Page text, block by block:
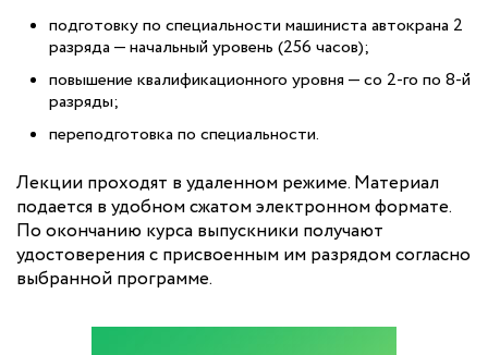
подготовку по специальности машиниста автокрана 2
разряда — начальный уровень (256 часов);
повышение квалификационного уровня — со 2-го по 8-й
разряды;
переподготовка по специальности.
Лекции проходят в удаленном режиме. Материал
подается в удобном сжатом электронном формате.
По окончанию курса выпускники получают
удостоверения с присвоенным им разрядом согласно
выбранной программе.